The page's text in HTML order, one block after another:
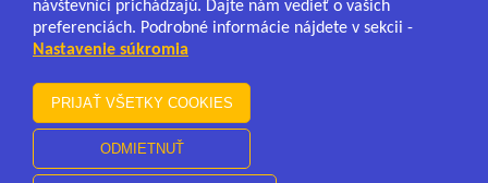
KONTAKT
+421 52 788 1571,2
elall@elall.sk
návštevníci prichádzajú. Dajte nám vedieť o vašich
preferenciách. Podrobné informácie nájdete v sekcii -
Nastavenie súkromia